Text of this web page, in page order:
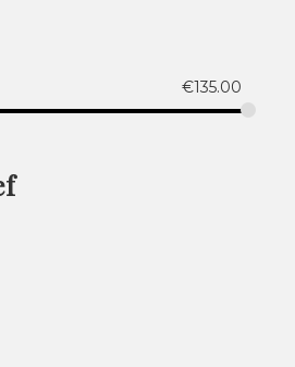
€135.00